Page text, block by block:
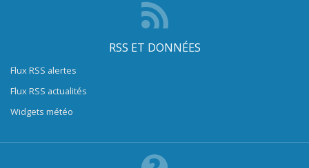
RSS ET DONNÉES
Flux RSS alertes
Flux RSS actualités
Widgets météo